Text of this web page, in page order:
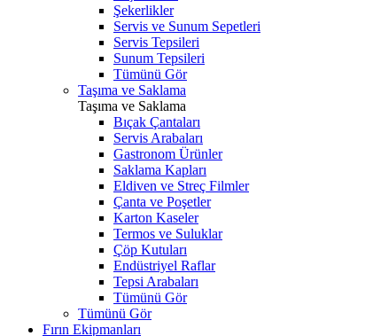
Şekerlikler
Servis ve Sunum Sepetleri
Servis Tepsileri
Sunum Tepsileri
Tümünü Gör
Taşıma ve Saklama
Taşıma ve Saklama
Bıçak Çantaları
Servis Arabaları
Gastronom Ürünler
Saklama Kapları
Eldiven ve Streç Filmler
Çanta ve Poşetler
Karton Kaseler
Termos ve Suluklar
Çöp Kutuları
Endüstriyel Raflar
Tepsi Arabaları
Tümünü Gör
Tümünü Gör
Fırın Ekipmanları